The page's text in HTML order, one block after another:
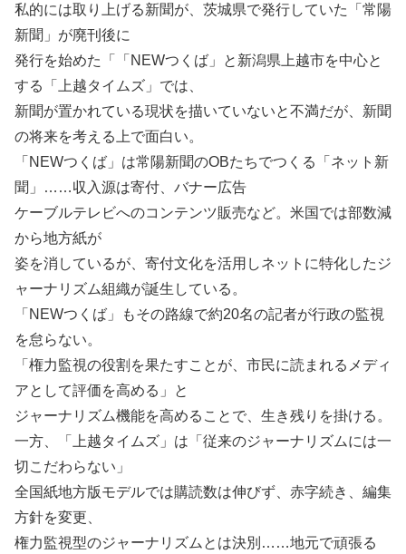
私的には取り上げる新聞が、茨城県で発行していた「常陽
新聞」が廃刊後に
発行を始めた「「NEWつくば」と新潟県上越市を中心と
する「上越タイムズ」では、
新聞が置かれている現状を描いていないと不満だが、新聞
の将来を考える上で面白い。
「NEWつくば」は常陽新聞のOBたちでつくる「ネット新
聞」……収入源は寄付、バナー広告
ケーブルテレビへのコンテンツ販売など。米国では部数減
から地方紙が
姿を消しているが、寄付文化を活用しネットに特化したジ
ャーナリズム組織が誕生している。
「NEWつくば」もその路線で約20名の記者が行政の監視
を怠らない。
「権力監視の役割を果たすことが、市民に読まれるメディ
アとして評価を高める」と
ジャーナリズム機能を高めることで、生き残りを掛ける。
一方、「上越タイムズ」は「従来のジャーナリズムには一
切こだわらない」
全国紙地方版モデルでは購読数は伸びず、赤字続き、編集
方針を変更、
権力監視型のジャーナリズムとは決別……地元で頑張る